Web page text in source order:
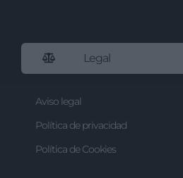
Legal
Aviso legal
Política de privacidad
Política de Cookies